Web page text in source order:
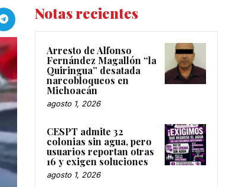
Notas recientes
Arresto de Alfonso
Fernández Magallón “la
Quiringua” desatada
narcobloqueos en
Michoacán
agosto 1, 2026
CESPT admite 32
colonias sin agua, pero
usuarios reportan otras
16 y exigen soluciones
agosto 1, 2026